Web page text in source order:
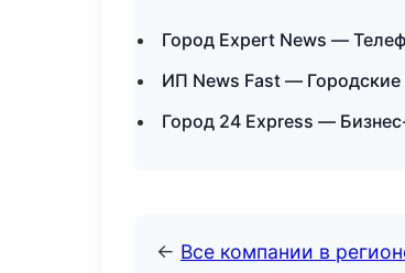
Город Expert News —
ИП News Fast — Городские
Город 24 Express —
← Все компании в